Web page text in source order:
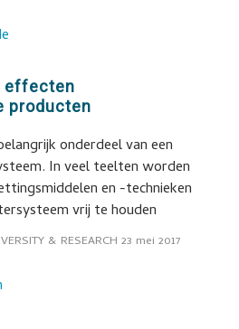
effecten
producten
onderdeel van een
In veel teelten worden
en -technieken
vrij te houden
& RESEARCH 23 mei 2017